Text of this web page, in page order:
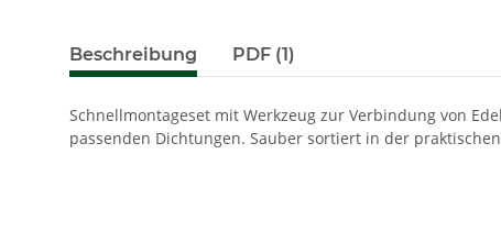
Beschreibung PDF (1)
Schnellmontageset mit Werkzeug zur Verbindung von
passenden Dichtungen. Sauber sortiert in der praktischen